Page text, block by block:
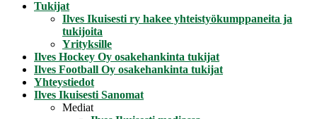
Tukijat
Ilves Ikuisesti ry hakee yhteistyökumppaneita ja
tukijoita
Yrityksille
Ilves Hockey Oy osakehankinta tukijat
Ilves Football Oy osakehankinta tukijat
Yhteystiedot
Ilves Ikuisesti Sanomat
Mediat